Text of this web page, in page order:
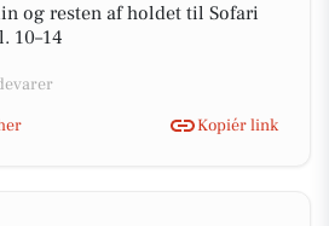
og resten af holdet til Sofari
10–14
Kopiér link